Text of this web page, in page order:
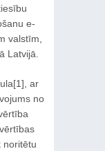
e-
valstīm,
Latvijā.
ar
no
noritētu